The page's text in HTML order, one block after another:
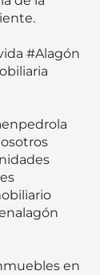
#Alagón
en